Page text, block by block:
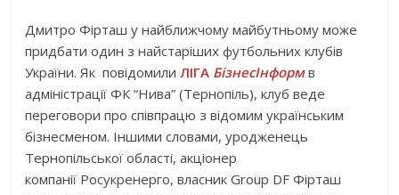
Дмитро Фірташ у найближчому майбутньому може
придбати один з найстаріших футбольних клубів
України. Як повідомилиЛІГА БізнесІнформ в
адміністрації ФК “Нива” (Тернопіль), клуб веде
переговори про співпрацю з відомим українським
бізнесменом. Іншими словами, уродженець
Тернопільської області, акціонер
компанії Росукренерго, власник Group DF Фірташ